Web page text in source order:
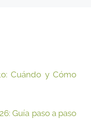
Cuándo y Cómo
Guía paso a paso